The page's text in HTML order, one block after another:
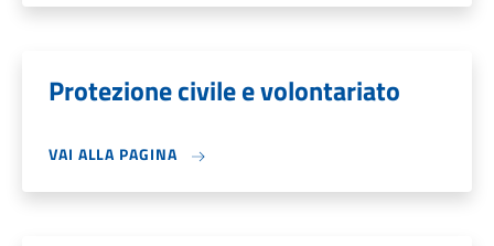
Protezione civile e volontariato
VAI ALLA PAGINA